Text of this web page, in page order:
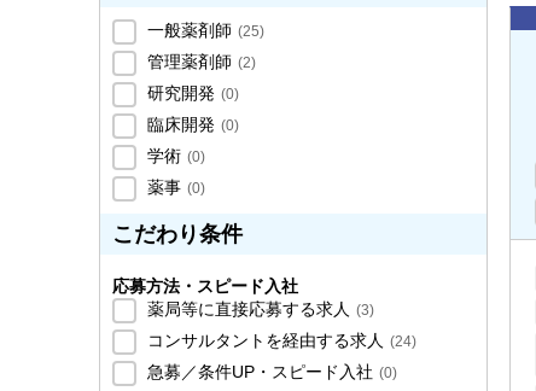
一般薬剤師 (25)
管理薬剤師 (2)
研究開発 (0)
臨床開発 (0)
学術 (0)
薬事 (0)
こだわり条件
応募方法・スピード入社
薬局等に直接応募する求人 (3)
コンサルタントを経由する求人 (24)
急募／条件UP・スピード入社 (0)